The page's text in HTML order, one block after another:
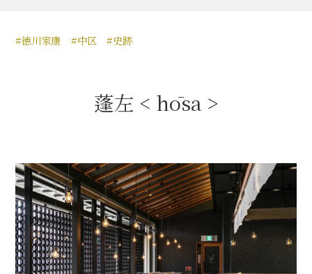
秀長関連 史跡 一覧
名古屋＜秀長＞観光モデルコース
豊臣秀吉と名古屋の関係
秀吉関連 史跡 一覧
秀吉グルメ・土産 一覧
#徳川家康 #中区 #史跡
蓬左 < hōsa >